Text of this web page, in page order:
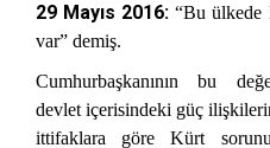
29 Mayıs 2016: “Bu ülkede
var” demiş.
Cumhurbaşkanının bu
devlet içerisindeki güç
ittifaklara göre Kürt